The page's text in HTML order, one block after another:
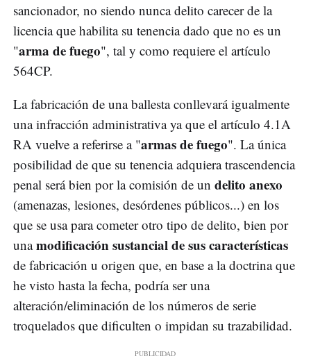
sancionador, no siendo nunca delito carecer de la
licencia que habilita su tenencia dado que no es un
"arma de fuego", tal y como requiere el artículo
564CP.
La fabricación de una ballesta conllevará igualmente
una infracción administrativa ya que el artículo 4.1A
RA vuelve a referirse a "armas de fuego". La única
posibilidad de que su tenencia adquiera trascendencia
penal será bien por la comisión de un delito anexo
(amenazas, lesiones, desórdenes públicos...) en los
que se usa para cometer otro tipo de delito, bien por
unamodificación sustancial de sus características
de fabricación u origen que, en base a la doctrina que
he visto hasta la fecha, podría ser una
alteración/eliminación de los números de serie
troquelados que dificulten o impidan su trazabilidad.